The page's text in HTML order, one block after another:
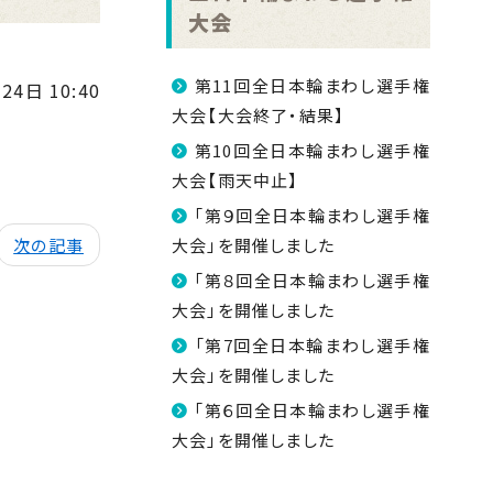
日 10:40
次の記事
大会
第11回全日本輪まわし選手権
大会【大会終了・結果】
第10回全日本輪まわし選手権
大会【雨天中止】
「第９回全日本輪まわし選手権
大会」を開催しました
「第８回全日本輪まわし選手権
大会」を開催しました
「第7回全日本輪まわし選手権
大会」を開催しました
「第６回全日本輪まわし選手権
大会」を開催しました